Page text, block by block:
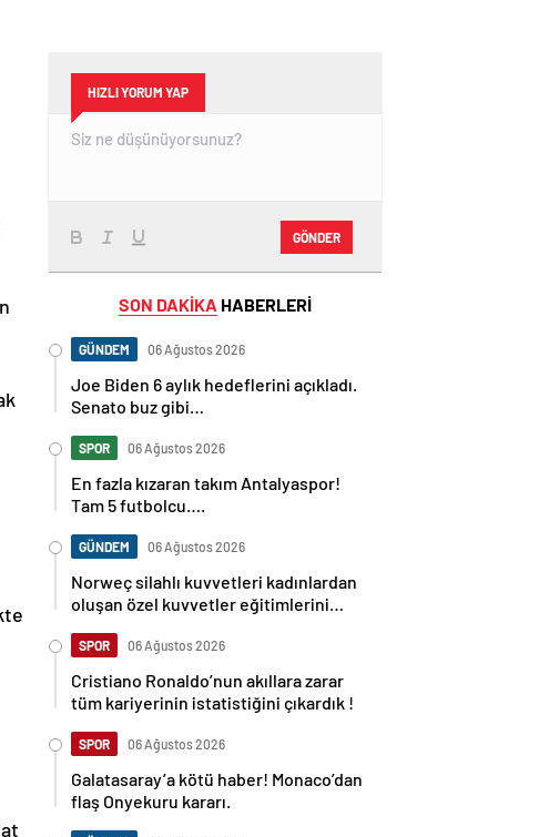
HIZLI YORUM YAP
GÖNDER
SON DAKİKA HABERLERİ
GÜNDEM 06 Ağustos 2026
Joe Biden 6 aylık hedeflerini açıkladı.
Senato buz gibi…
SPOR 06 Ağustos 2026
En fazla kızaran takım Antalyaspor!
Tam 5 futbolcu….
GÜNDEM 06 Ağustos 2026
Norweç silahlı kuvvetleri kadınlardan
oluşan özel kuvvetler eğitimlerini
SPOR 06 Ağustos 2026
Cristiano Ronaldo’nun akıllara zarar
tüm kariyerinin istatistiğini çıkardık !
SPOR 06 Ağustos 2026
Galatasaray’a kötü haber! Monaco’dan
flaş Onyekuru kararı.